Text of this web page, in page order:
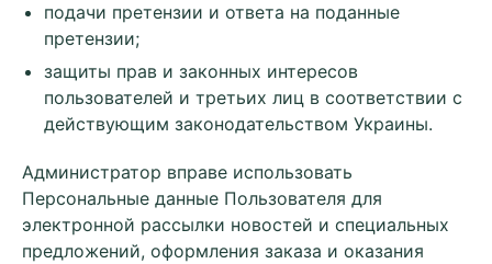
подачи претензии и ответа на поданные
претензии;
защиты прав и законных интересов
пользователей и третьих лиц в соответствии с
действующим законодательством Украины.
Администратор вправе использовать
Персональные данные Пользователя для
электронной рассылки новостей и специальных
предложений, оформления заказа и оказания